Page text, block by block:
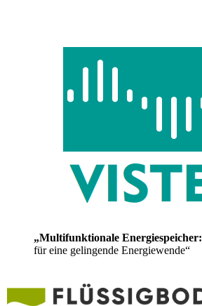
„Multifunktionale Energiespeicher:
für eine gelingende Energiewende“